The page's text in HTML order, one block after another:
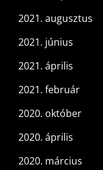
2021. augusztus
2021. június
2021. április
2021. február
2020. október
2020. április
2020. március